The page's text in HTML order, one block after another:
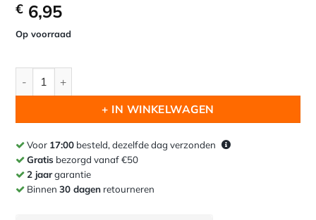
€ 6,95
Op voorraad
Enkel hoofd - Kameel aantal
+ IN WINKELWAGEN
Voor 17:00 besteld, dezelfde dag verzonden
Gratis bezorgd vanaf €50
2 jaargarantie
Binnen30 dagen retourneren